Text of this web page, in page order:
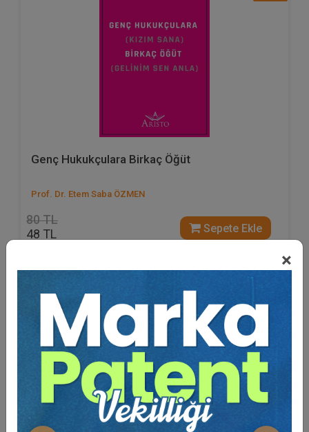
×
Genç Hukukçulara Birkaç Öğüt
Prof. Dr. Etem Saba ÖZMEN
80 TL
48 TL Sepete Ekle